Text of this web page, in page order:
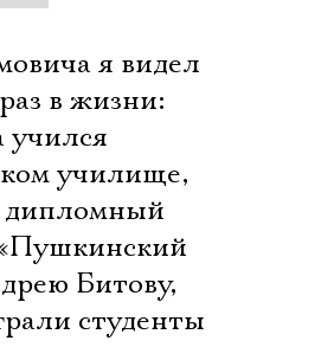
я видел
в жизни:
учился
училище,
Битову,
студенты